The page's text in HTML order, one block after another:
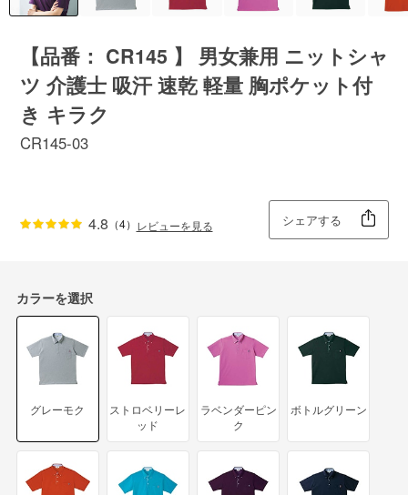
【品番： CR145 】 男女兼用 ニットシャ
ツ 介護士 吸汗 速乾 軽量 胸ポケット付
き キラク
CR145-03
4.8 （4） レビューを見る シェアする
カラーを選択
グレーモク
ストロベリーレ
ッド
ラベンダーピン
ク
ボトルグリーン